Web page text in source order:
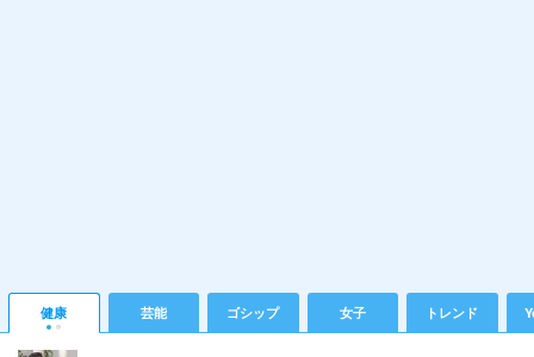
健康 芸能 ゴシップ 女子 トレンド